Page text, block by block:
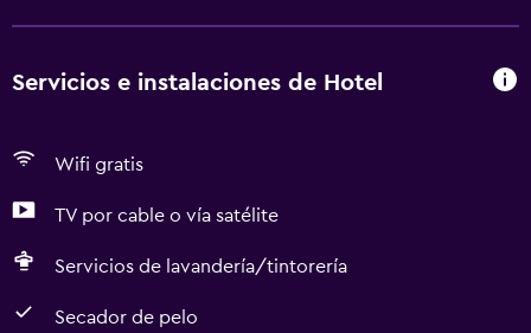
Servicios e instalaciones de Hotel
Wifi gratis
TV por cable o vía satélite
Servicios de lavandería/tintorería
Secador de pelo